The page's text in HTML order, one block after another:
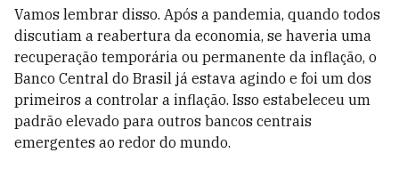
Vamos lembrar disso. Após a pandemia, quando todos
discutiam a reabertura da economia, se haveria uma
recuperação temporária ou permanente da inflação, o
Banco Central do Brasil já estava agindo e foi um dos
primeiros a controlar a inflação. Isso estabeleceu um
padrão elevado para outros bancos centrais
emergentes ao redor do mundo.